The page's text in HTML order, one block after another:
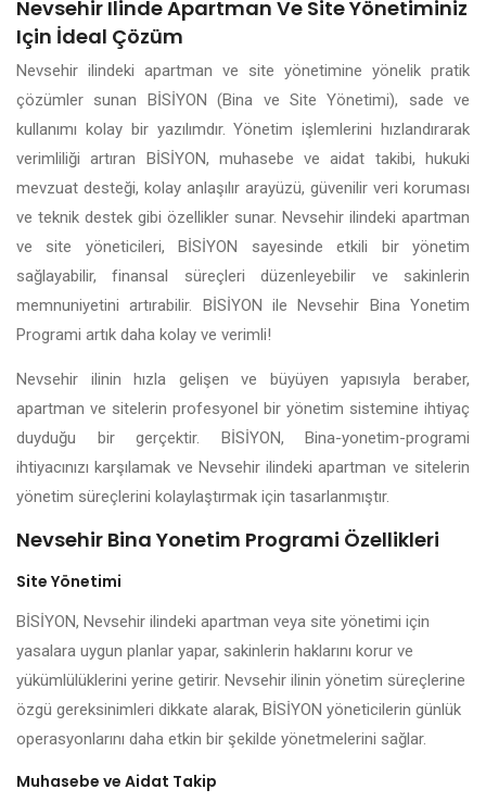
Nevsehir Ilinde Apartman Ve Site Yönetiminiz
Için İdeal Çözüm
Nevsehir ilindeki apartman ve site yönetimine yönelik pratik
çözümler sunan BİSİYON (Bina ve Site Yönetimi), sade ve
kullanımı kolay bir yazılımdır. Yönetim işlemlerini hızlandırarak
verimliliği artıran BİSİYON, muhasebe ve aidat takibi, hukuki
mevzuat desteği, kolay anlaşılır arayüzü, güvenilir veri koruması
ve teknik destek gibi özellikler sunar. Nevsehir ilindeki apartman
ve site yöneticileri, BİSİYON sayesinde etkili bir yönetim
sağlayabilir, finansal süreçleri düzenleyebilir ve sakinlerin
memnuniyetini artırabilir. BİSİYON ile Nevsehir Bina Yonetim
Programi artık daha kolay ve verimli!
Nevsehir ilinin hızla gelişen ve büyüyen yapısıyla beraber,
apartman ve sitelerin profesyonel bir yönetim sistemine ihtiyaç
duyduğu bir gerçektir. BİSİYON, Bina-yonetim-programi
ihtiyacınızı karşılamak ve Nevsehir ilindeki apartman ve sitelerin
yönetim süreçlerini kolaylaştırmak için tasarlanmıştır.
Nevsehir Bina Yonetim Programi Özellikleri
Site Yönetimi
BİSİYON, Nevsehir ilindeki apartman veya site yönetimi için
yasalara uygun planlar yapar, sakinlerin haklarını korur ve
yükümlülüklerini yerine getirir. Nevsehir ilinin yönetim süreçlerine
özgü gereksinimleri dikkate alarak, BİSİYON yöneticilerin günlük
operasyonlarını daha etkin bir şekilde yönetmelerini sağlar.
Muhasebe ve Aidat Takip